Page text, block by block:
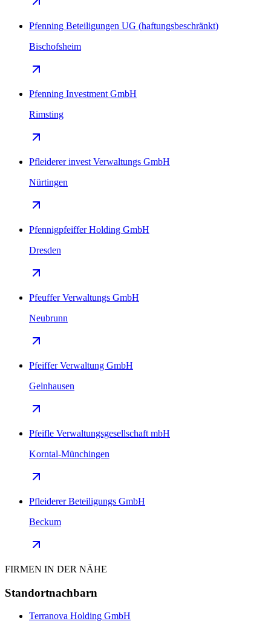
Pfenning Beteiligungen UG (haftungsbeschränkt)
Bischofsheim
Pfenning Investment GmbH
Rimsting
Pfleiderer invest Verwaltungs GmbH
Nürtingen
Pfennigpfeiffer Holding GmbH
Dresden
Pfeuffer Verwaltungs GmbH
Neubrunn
Pfeiffer Verwaltung GmbH
Gelnhausen
Pfeifle Verwaltungsgesellschaft mbH
Korntal-Münchingen
Pfleiderer Beteiligungs GmbH
Beckum
FIRMEN IN DER NÄHE
Standortnachbarn
Terranova Holding GmbH